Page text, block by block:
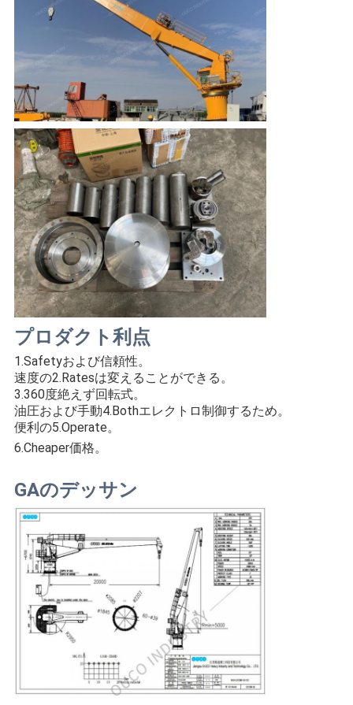
シ
ー
プロダクト利点
1.Safetyおよび信頼性。
速度の2.Ratesは変えることができる。
3.360度絶えず回転式。
油圧および手動4.Bothエレクトロ制御するため。
便利の5.Operate。
6.Cheaper価格。
GAのデッサン